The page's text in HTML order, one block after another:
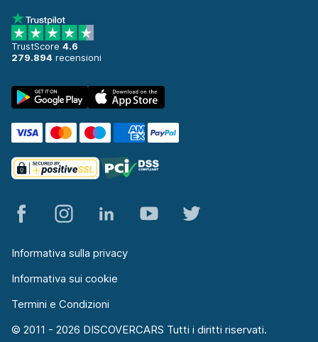
TrustScore 4.6
279.894 recensioni
© 2011 - 2026 DISCOVERCARS Tutti i diritti riservati.
Informativa sulla privacy
Informativa sui cookie
Termini e Condizioni